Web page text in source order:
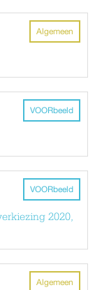
Algemeen
VOORbeeld
VOORbeeld
2020,
Algemeen